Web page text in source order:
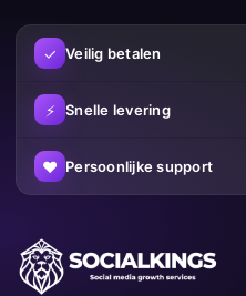
✓ Veilig betalen
⚡ Snelle levering
♥ Persoonlijke support